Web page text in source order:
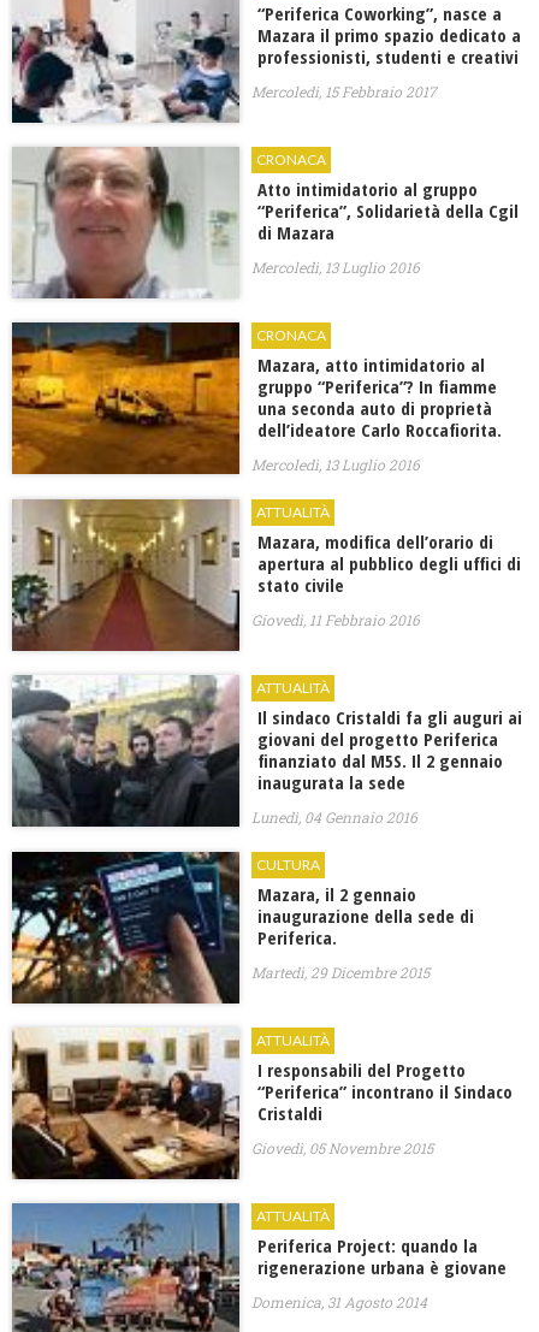
“Periferica Coworking”, nasce a
Mazara il primo spazio dedicato a
professionisti, studenti e creativi
Mercoledì, 15 Febbraio 2017
CRONACA
Atto intimidatorio al gruppo
“Periferica”, Solidarietà della Cgil
di Mazara
Mercoledì, 13 Luglio 2016
CRONACA
Mazara, atto intimidatorio al
gruppo “Periferica”? In fiamme
una seconda auto di proprietà
dell’ideatore Carlo Roccafiorita.
Mercoledì, 13 Luglio 2016
ATTUALITÀ
Mazara, modifica dell’orario di
apertura al pubblico degli uffici di
stato civile
Giovedì, 11 Febbraio 2016
ATTUALITÀ
Il sindaco Cristaldi fa gli auguri ai
giovani del progetto Periferica
finanziato dal M5S. Il 2 gennaio
inaugurata la sede
Lunedì, 04 Gennaio 2016
CULTURA
Mazara, il 2 gennaio
inaugurazione della sede di
Periferica.
Martedì, 29 Dicembre 2015
ATTUALITÀ
I responsabili del Progetto
“Periferica” incontrano il Sindaco
Cristaldi
Giovedì, 05 Novembre 2015
ATTUALITÀ
Periferica Project: quando la
rigenerazione urbana è giovane
Domenica, 31 Agosto 2014